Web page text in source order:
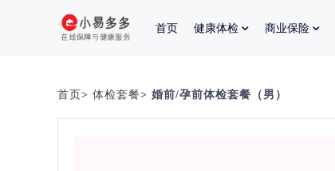
首页 健康体检 商业保险
首页> 体检套餐> 婚前/孕前体检套餐（男）